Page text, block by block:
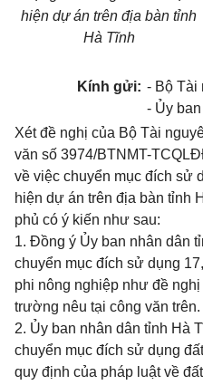
hiện dự án trên địa bàn tỉnh
Hà Tĩnh
Kính gửi: - Bộ Tài
- Ủy
Xét đề nghị của Bộ Tài
văn số 3974/BTNMT-
về việc chuyển mục đích sử
hiện dự án trên địa bàn tỉnh
phủ có ý kiến như sau:
1. Đồng ý Ủy ban nhân dân tỉ
chuyển mục đích sử dụng 17,
phi nông nghiệp như đề nghị
trường nêu tại công văn trên.
2. Ủy ban nhân dân tỉnh Hà T
chuyển mục đích sử dụng
quy định của pháp luật về